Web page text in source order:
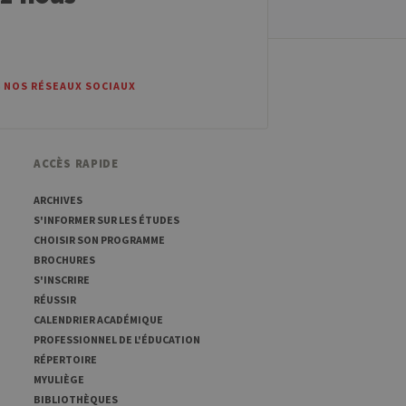
RÉSEAUX SOCIAUX
ACCÈS RAPIDE
ARCHIVES
S'INFORMER SUR LES ÉTUDES
CHOISIR SON PROGRAMME
BROCHURES
S'INSCRIRE
RÉUSSIR
CALENDRIER ACADÉMIQUE
PROFESSIONNEL DE L'ÉDUCATION
RÉPERTOIRE
MYULIÈGE
BIBLIOTHÈQUES
anonyme par le serveur.
les préférences
Il est utilisé pour
mesurer les
est suivi d'une courte
définissant le
Il est utilisé pour
mesurer les
est suivi d'une courte
pour le domaine